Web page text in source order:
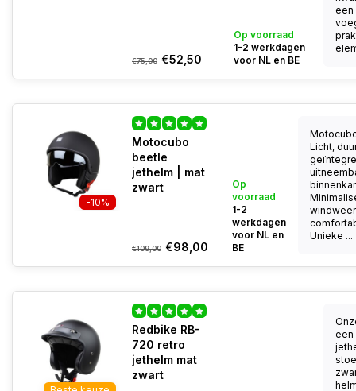
€75,00 €52,50
Op voorraad
1-2 werkdagen
voor NL en BE
een
-10%
Motocubo
beetle
jethelm | mat
zwart
€109,00 €98,00
Op
voorraad
1-2
werkdagen
voor NL en
BE
Licht,
Unieke ...
Redbike RB-
720 retro
jethelm mat
zwart
een